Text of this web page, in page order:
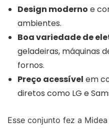
Design moderno e
ambientes.
Boa variedade de
geladeiras, máquinas
fornos.
Preço acessível em
diretos como LG e
Esse conjunto fez a